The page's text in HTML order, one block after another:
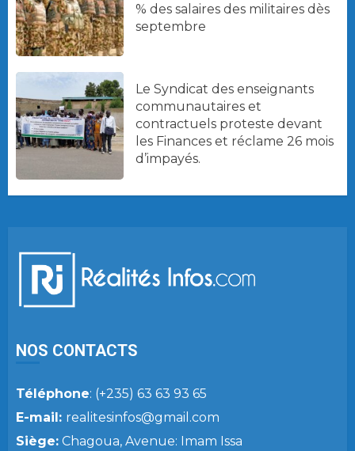
% des salaires des militaires dès
septembre
Le Syndicat des enseignants
communautaires et
contractuels proteste devant
les Finances et réclame 26 mois
d’impayés.
NOS CONTACTS
Téléphone: (+235) 63 63 93 65
E-mail: realitesinfos@gmail.com
Siège: Chagoua, Avenue: Imam Issa